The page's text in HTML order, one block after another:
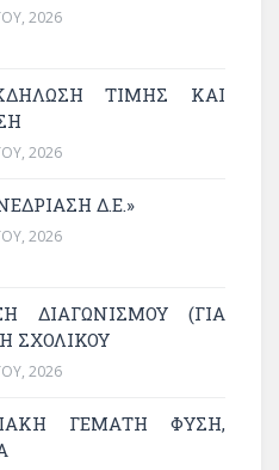
2026
ΤΙΜΉΣ ΚΑΙ
2026
Δ.Ε.»
2026
ΔΙΑΓΩΝΙΣΜΟΥ (ΓΙΑ
ΣΧΟΛΙΚΟΎ
2026
ΓΕΜΆΤΗ ΦΎΣΗ,